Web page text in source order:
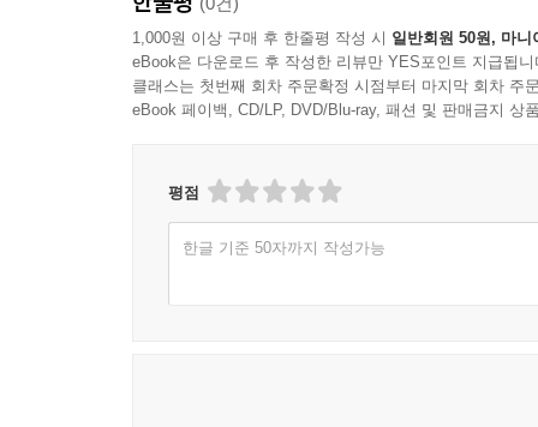
1,000원 이상 구매 후 한줄평 작성 시 일반회원 50원, 마니
eBook은 다운로드 후 작성한 리뷰만 YES포인트 지급됩니
클래스는 첫번째 회차 주문확정 시점부터 마지막 회차 주
eBook 페이백, CD/LP, DVD/Blu-ray, 패션 및 판매금지 상
평점
한글 기준 50자까지 작성가능